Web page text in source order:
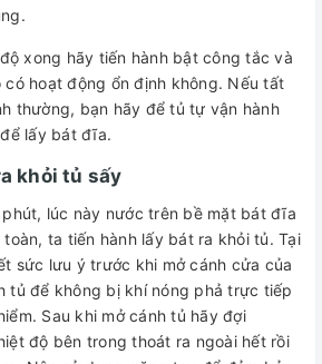
xong hãy tiến hành bật công tắc và
hoạt động ổn định không. Nếu tất
thường, bạn hãy để tủ tự vận hành
lấy bát đĩa.
khỏi tủ sấy
lúc này nước trên bề mặt bát đĩa
ta tiến hành lấy bát ra khỏi tủ. Tại
sức lưu ý trước khi mở cánh cửa của
tủ để không bị khí nóng phả trực tiếp
Sau khi mở cánh tủ hãy đợi
độ bên trong thoát ra ngoài hết rồi